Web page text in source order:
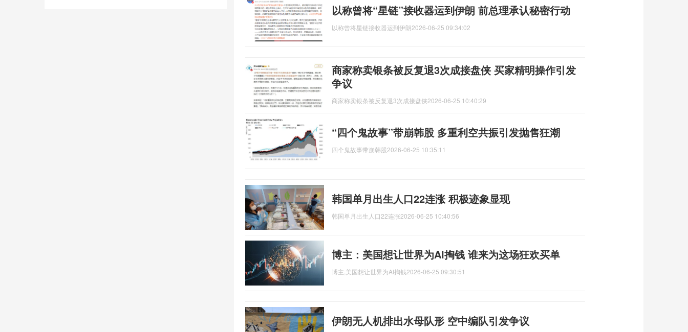
以称曾将“星链”接收器运到伊朗 前总理承认秘密行动
以称曾将星链接收器运到伊朗2026-06-25 09:34:02
商家称卖银条被反复退3次成接盘侠 买家精明操作引发
争议
商家称卖银条被反复退3次成接盘侠2026-06-25 10:40:29
“四个鬼故事”带崩韩股 多重利空共振引发抛售狂潮
四个鬼故事带崩韩股2026-06-25 10:35:11
韩国单月出生人口22连涨 积极迹象显现
韩国单月出生人口22连涨2026-06-25 10:40:56
博主：美国想让世界为AI掏钱 谁来为这场狂欢买单
博主,美国想让世界为AI掏钱2026-06-25 09:30:51
伊朗无人机排出水母队形 空中编队引发争议